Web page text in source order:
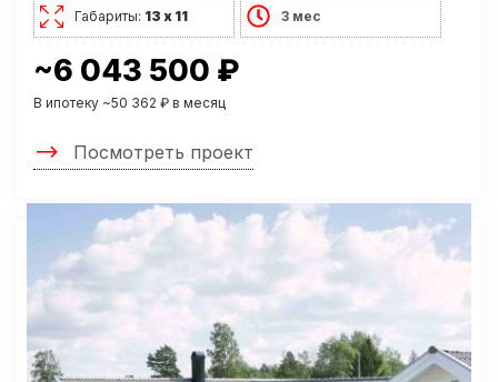
Габариты: 13 х 11 3 мес
~6 043 500 ₽
В ипотеку ~50 362 ₽ в месяц
Посмотреть проект